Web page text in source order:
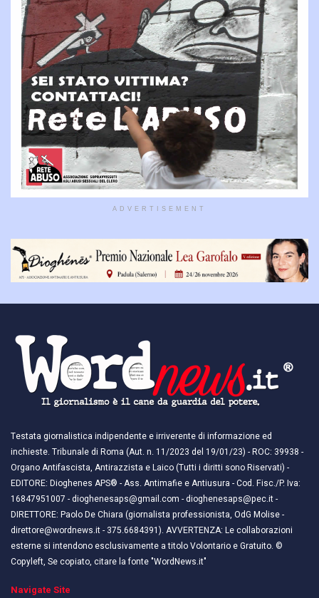
ADVERTISEMENT
Testata giornalistica indipendente e irriverente di informazione ed
inchieste. Tribunale di Roma (Aut. n. 11/2023 del 19/01/23) - ROC: 39938 -
Organo Antifascista, Antirazzista e Laico (Tutti i diritti sono Riservati) -
EDITORE: Dioghenes APS® - Ass. Antimafie e Antiusura - Cod. Fisc./P. Iva:
16847951007 - dioghenesaps@gmail.com - dioghenesaps@pec.it - ​​
DIRETTORE: Paolo De Chiara (giornalista professionista, OdG Molise -
direttore@wordnews.it - ​​375.6684391). AVVERTENZA: Le collaborazioni
esterne si intendono esclusivamente a titolo Volontario e Gratuito. ©
Copyleft, Se copiato, citare la fonte "WordNews.it"
Navigate Site